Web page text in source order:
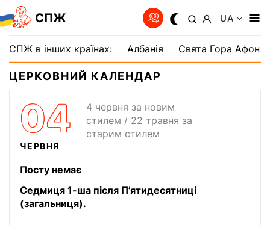
СПЖ UA
СПЖ в інших країнах: Албанія Свята Гора Афон
ЦЕРКОВНИЙ КАЛЕНДАР
04
ЧЕРВНЯ
4 червня за новим
стилем / 22 травня за
старим стилем
Посту немає
Седмиця 1-ша після П’ятидесятниці
(загальниця).